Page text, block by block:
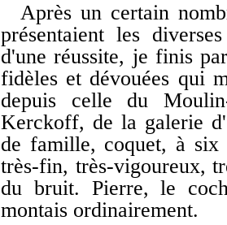
Après un certain
présentaient les
d'une réussite, je finis
fidèles et dévouées qui
depuis celle du
Kerckoff, de la galerie
de famille, coquet, à
très-fin, très-vigoureux,
du bruit. Pierre, le
montais ordinairement.